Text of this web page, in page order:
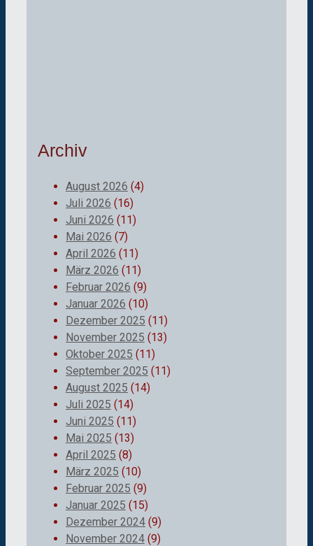
Archiv
August 2026 (4)
Juli 2026 (16)
Juni 2026 (11)
Mai 2026 (7)
April 2026 (11)
März 2026 (11)
Februar 2026 (9)
Januar 2026 (10)
Dezember 2025 (11)
November 2025 (13)
Oktober 2025 (11)
September 2025 (11)
August 2025 (14)
Juli 2025 (14)
Juni 2025 (11)
Mai 2025 (13)
April 2025 (8)
März 2025 (10)
Februar 2025 (9)
Januar 2025 (15)
Dezember 2024 (9)
November 2024 (9)